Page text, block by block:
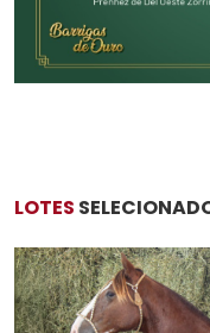
LOTES